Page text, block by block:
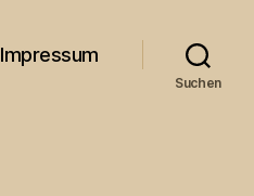
Impressum
Suchen